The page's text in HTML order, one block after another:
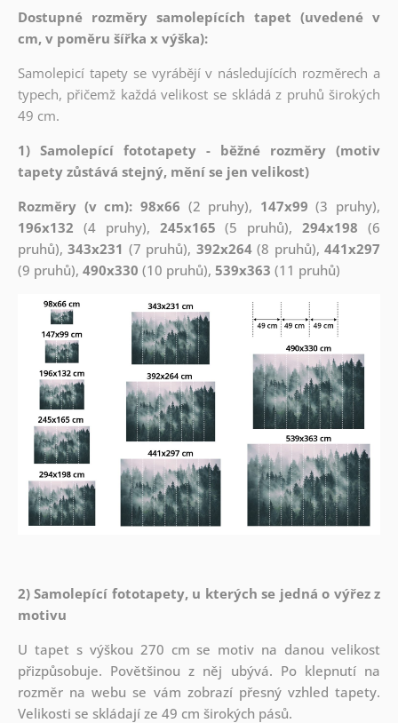
Dostupné rozměry samolepících tapet (uvedené v
cm, v poměru šířka x výška):
Samolepicí tapety se vyrábějí v následujících rozměrech a
typech, přičemž každá velikost se skládá z pruhů širokých
49 cm.
1) Samolepící fototapety - běžné rozměry (motiv
tapety zůstává stejný, mění se jen velikost)
Rozměry (v cm): 98x66 (2 pruhy), 147x99 (3 pruhy),
196x132 (4 pruhy), 245x165 (5 pruhů),294x198 (6
pruhů),343x231 (7 pruhů), 392x264(8 pruhů),441x297
(9 pruhů), 490x330 (10 pruhů), 539x363 (11 pruhů)
2) Samolepící fototapety, u kterých se jedná o výřez z
motivu
U tapet s výškou 270 cm se motiv na danou velikost
přizpůsobuje. Povětšinou z něj ubývá. Po klepnutí na
rozměr na webu se vám zobrazí přesný vzhled tapety.
Velikosti se skládají ze 49 cm širokých pásů.